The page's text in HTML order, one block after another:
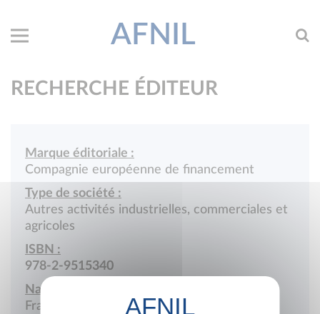
AFNIL
RECHERCHE ÉDITEUR
Marque éditoriale :
Compagnie européenne de financement
Type de société :
Autres activités industrielles, commerciales et
agricoles
ISBN :
978-2-9515340
Nationalité :
France